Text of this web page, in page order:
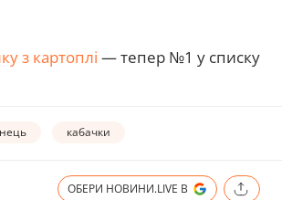
з картоплі — тепер №1 у списку
кабачки
ОБЕРИ НОВИНИ.LIVE В